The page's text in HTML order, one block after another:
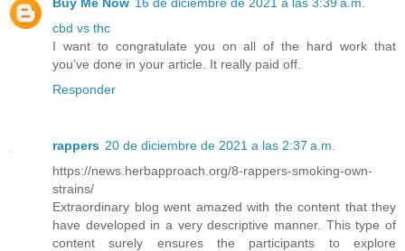
cbd vs thc
I want to congratulate you on all of the hard work that
you’ve done in your article. It really paid off.
Responder
rappers 20 de diciembre de 2021 a las 2:37 a.m.
https://news.herbapproach.org/8-rappers-smoking-own-
strains/
Extraordinary blog went amazed with the content that they
have developed in a very descriptive manner. This type of
content surely ensures the participants to explore